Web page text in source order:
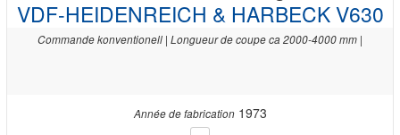
VDF-HEIDENREICH & HARBECK V630
Commande konventionell | Longueur de coupe ca 2000-4000 mm |
Année de fabrication1973